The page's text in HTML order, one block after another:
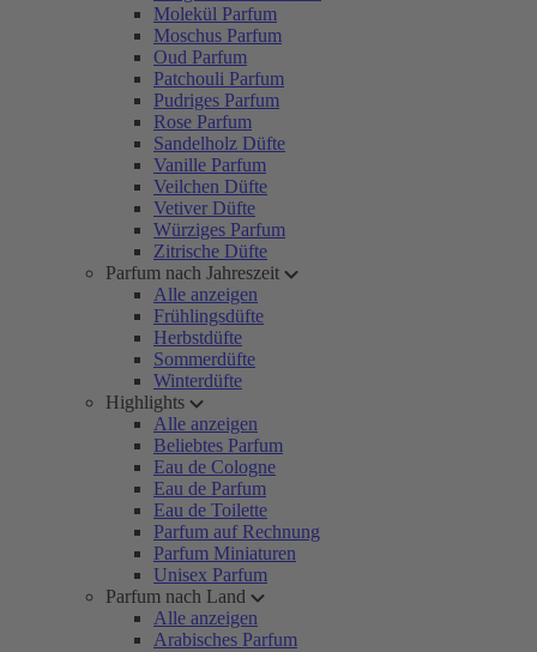
Molekül Parfum
Moschus Parfum
Oud Parfum
Patchouli Parfum
Pudriges Parfum
Rose Parfum
Sandelholz Düfte
Vanille Parfum
Veilchen Düfte
Vetiver Düfte
Würziges Parfum
Zitrische Düfte
Parfum nach Jahreszeit
Alle anzeigen
Frühlingsdüfte
Herbstdüfte
Sommerdüfte
Winterdüfte
Highlights
Alle anzeigen
Beliebtes Parfum
Eau de Cologne
Eau de Parfum
Eau de Toilette
Parfum auf Rechnung
Parfum Miniaturen
Unisex Parfum
Parfum nach Land
Alle anzeigen
Arabisches Parfum